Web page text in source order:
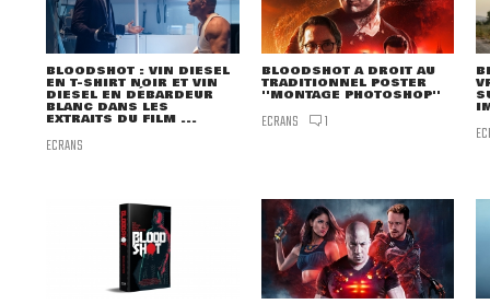
BLOODSHOT : VIN DIESEL
EN T-SHIRT NOIR ET VIN
DIESEL EN DÉBARDEUR
BLANC DANS LES
EXTRAITS DU FILM ...
ECRANS
BLOODSHOT A DROIT AU
TRADITIONNEL POSTER
''MONTAGE PHOTOSHOP''
ECRANS 1